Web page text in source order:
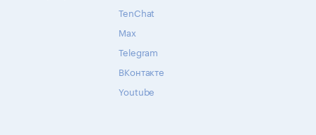
TenChat
Max
Telegram
ВКонтакте
Youtube